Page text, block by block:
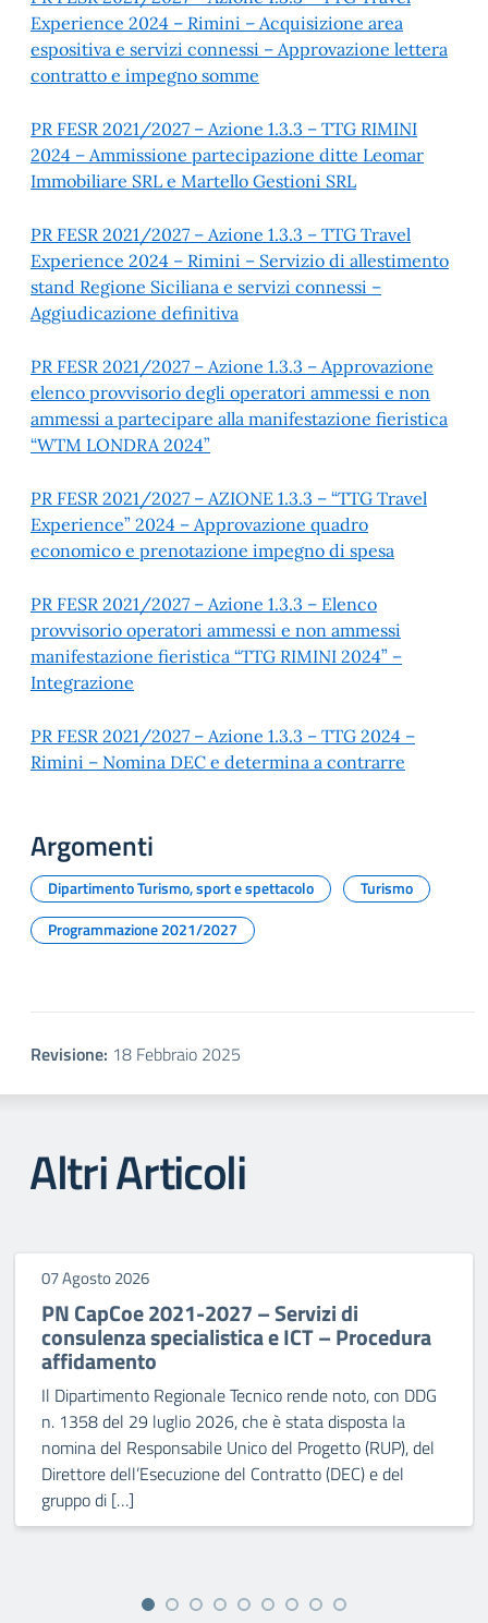
Experience 2024 – Rimini – Acquisizione area
espositiva e servizi connessi – Approvazione lettera
contratto e impegno somme
PR FESR 2021/2027 – Azione 1.3.3 – TTG RIMINI
2024 – Ammissione partecipazione ditte Leomar
Immobiliare SRL e Martello Gestioni SRL
PR FESR 2021/2027 – Azione 1.3.3 – TTG Travel
Experience 2024 – Rimini – Servizio di allestimento
stand Regione Siciliana e servizi connessi –
Aggiudicazione definitiva
PR FESR 2021/2027 – Azione 1.3.3 – Approvazione
elenco provvisorio degli operatori ammessi e non
ammessi a partecipare alla manifestazione fieristica
“WTM LONDRA 2024”
PR FESR 2021/2027 – AZIONE 1.3.3 – “TTG Travel
Experience” 2024 – Approvazione quadro
economico e prenotazione impegno di spesa
PR FESR 2021/2027 – Azione 1.3.3 – Elenco
provvisorio operatori ammessi e non ammessi
manifestazione fieristica “TTG RIMINI 2024” –
Integrazione
PR FESR 2021/2027 – Azione 1.3.3 – TTG 2024 –
Rimini – Nomina DEC e determina a contrarre
Argomenti
Dipartimento Turismo, sport e spettacolo
Turismo
Programmazione 2021/2027
Revisione: 18 Febbraio 2025
Altri Articoli
07 Agosto 2026
PN CapCoe 2021-2027 – Servizi di
consulenza specialistica e ICT – Procedura
affidamento
Il Dipartimento Regionale Tecnico rende noto, con DDG
n. 1358 del 29 luglio 2026, che è stata disposta la
nomina del Responsabile Unico del Progetto (RUP), del
Direttore dell’Esecuzione del Contratto (DEC) e del
gruppo di […]